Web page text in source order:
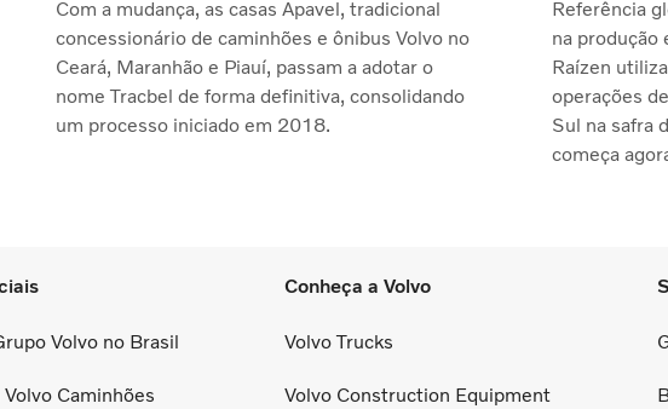
Com a mudança, as casas Apavel, tradicional
concessionário de caminhões e ônibus Volvo no
Ceará, Maranhão e Piauí, passam a adotar o
nome Tracbel de forma definitiva, consolidando
um processo iniciado em 2018.
Referência
na produção
Raízen
operações
Sul na safra
começa
Volvo no Brasil
Caminhões
Conheça a Volvo
Volvo Trucks
Volvo Construction Equipment